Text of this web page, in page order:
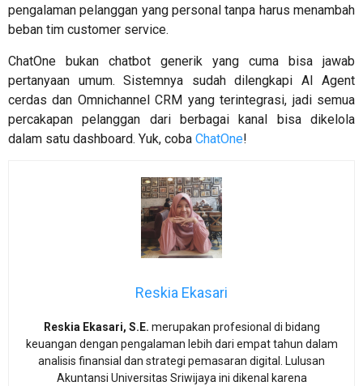
pengalaman pelanggan yang personal tanpa harus menambah
beban tim customer service.
ChatOne bukan chatbot generik yang cuma bisa jawab
pertanyaan umum. Sistemnya sudah dilengkapi AI Agent
cerdas dan Omnichannel CRM yang terintegrasi, jadi semua
percakapan pelanggan dari berbagai kanal bisa dikelola
dalam satu dashboard. Yuk, coba ChatOne!
Reskia Ekasari
Reskia Ekasari, S.E. merupakan profesional di bidang
keuangan dengan pengalaman lebih dari empat tahun dalam
analisis finansial dan strategi pemasaran digital. Lulusan
Akuntansi Universitas Sriwijaya ini dikenal karena